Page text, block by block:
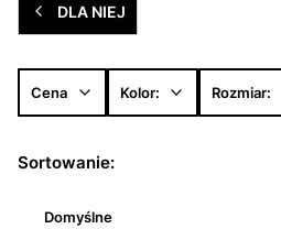
DLA NIEJ
Cena Kolor: Rozmiar:
Lista produktów
Sortowanie:
Domyślne